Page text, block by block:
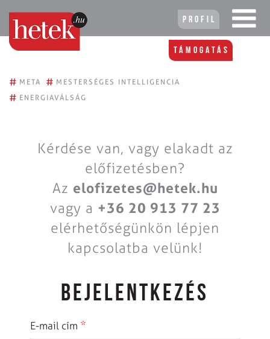
Profil
Támogatás
# META # MESTERSÉGES INTELLIGENCIA
# ENERGIAVÁLSÁG
Kérdése van, vagy elakadt az
előfizetésben?
Az elofizetes@hetek.hu
vagy a +36 20 913 77 23
elérhetőségünkön lépjen
kapcsolatba velünk!
BEJELENTKEZÉS
E-mail cím *